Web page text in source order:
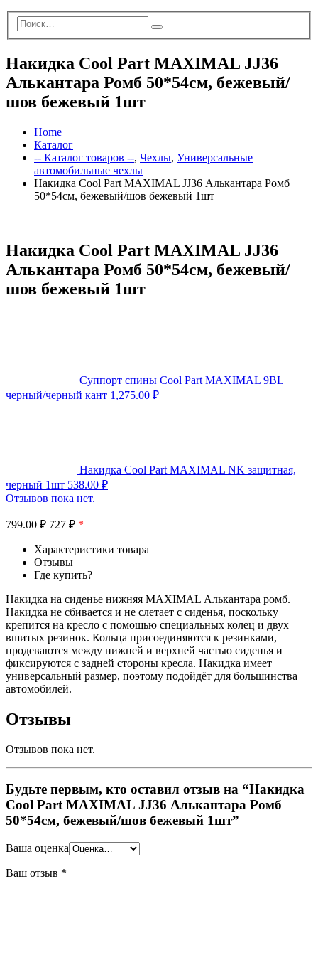
Накидка Cool Part MAXIMAL JJ36
Алькантара Ромб 50*54см, бежевый/
шов бежевый 1шт
Home
Каталог
-- Каталог товаров --, Чехлы, Универсальные
автомобильные чехлы
Накидка Cool Part MAXIMAL JJ36 Алькантара Ромб
50*54см, бежевый/шов бежевый 1шт
Накидка Cool Part MAXIMAL JJ36
Алькантара Ромб 50*54см, бежевый/
шов бежевый 1шт
Суппорт спины Cool Part MAXIMAL 9BL
черный/черный кант 1,275.00 ₽
Накидка Cool Part MAXIMAL NK защитная,
черный 1шт 538.00 ₽
Отзывов пока нет.
799.00 ₽ 727 ₽ *
Характеристики товара
Отзывы
Где купить?
Накидка на сиденье нижняя MAXIMAL Алькантара ромб.
Накидка не сбивается и не слетает с сиденья, поскольку
крепится на кресло с помощью специальных колец и двух
вшитых резинок. Кольца присоединяются к резинками,
продеваются между нижней и верхней частью сиденья и
фиксируются с задней стороны кресла. Накидка имеет
универсальный размер, поэтому подойдёт для большинства
автомобилей.
Отзывы
Отзывов пока нет.
Будьте первым, кто оставил отзыв на “Накидка
Cool Part MAXIMAL JJ36 Алькантара Ромб
50*54см, бежевый/шов бежевый 1шт”
Ваша оценка
Ваш отзыв *